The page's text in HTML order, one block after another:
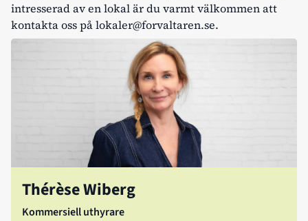
intresserad av en lokal är du varmt välkommen att
kontakta oss pålokaler@forvaltaren.se.
Thérèse Wiberg
Kommersiell uthyrare